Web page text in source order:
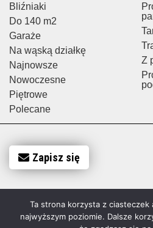
Bliźniaki
Do 140 m2
Garaże
Na wąską działkę
Najnowsze
Nowoczesne
Piętrowe
Polecane
Z
Zapisz się
Ta strona korzysta z ciasteczek
najwyższym poziomie. Dalsze